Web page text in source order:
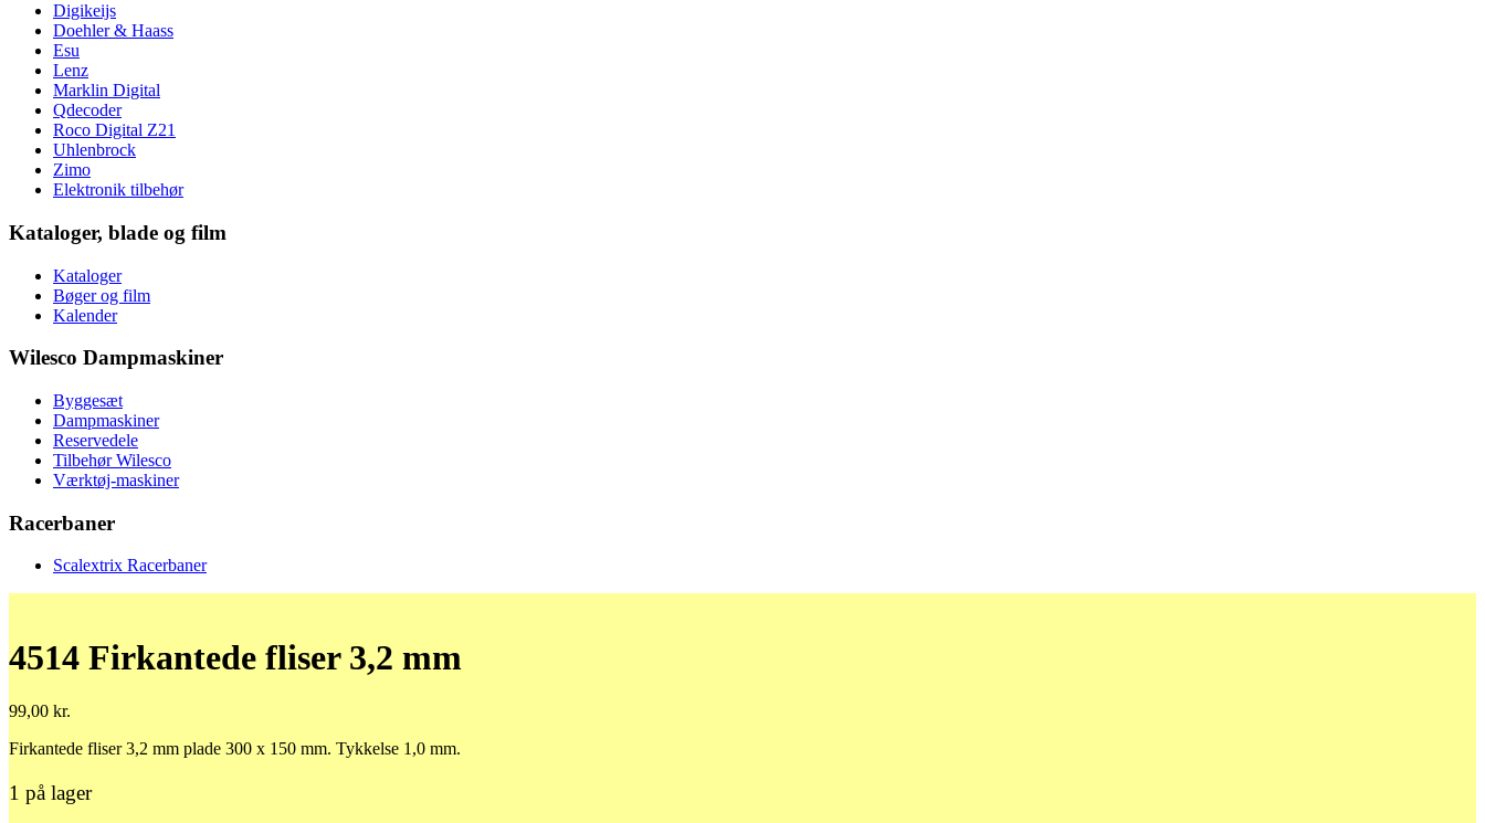
Digikeijs
Doehler & Haass
Esu
Lenz
Marklin Digital
Qdecoder
Roco Digital Z21
Uhlenbrock
Zimo
Elektronik tilbehør
Kataloger, blade og film
Kataloger
Bøger og film
Kalender
Wilesco Dampmaskiner
Byggesæt
Dampmaskiner
Reservedele
Tilbehør Wilesco
Værktøj-maskiner
Racerbaner
Scalextrix Racerbaner
4514 Firkantede fliser 3,2 mm
99,00 kr.
Firkantede fliser 3,2 mm plade 300 x 150 mm. Tykkelse 1,0 mm.
1 på lager